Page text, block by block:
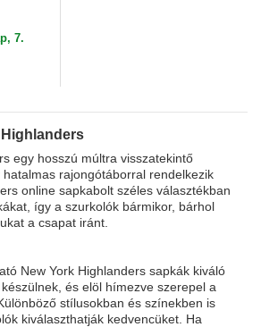
Era
7.
egy hosszú múltra visszatekintő
rajongótáborral rendelkezik
online sapkabolt széles választékban
így a szurkolók bármikor, bárhol
a csapat iránt.
New York Highlanders sapkák kiváló
és elöl hímezve szerepel a
stílusokban és színekben is
kiválaszthatják kedvencüket. Ha